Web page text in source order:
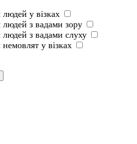
людей у візках
людей з вадами зору
людей з вадами слуху
у візках